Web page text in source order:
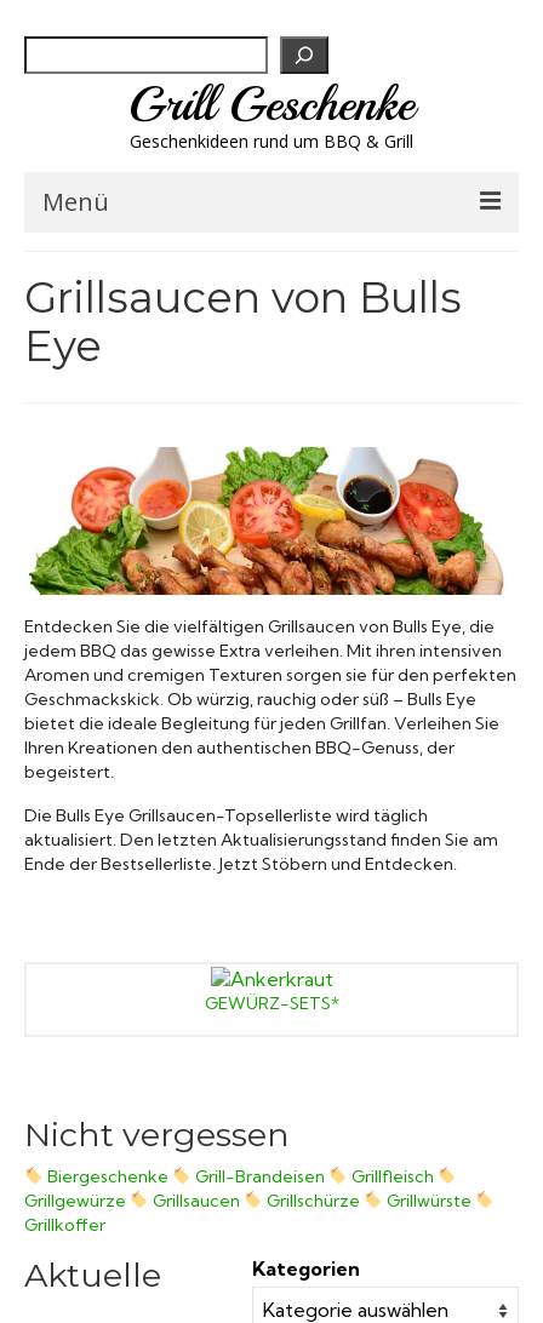
Grill Geschenke
Geschenkideen rund um BBQ & Grill
Menü
Grillfleisch & Wurst
Grillgewürze
Grillsaucen
Bücher
Grillsaucen von Bulls
Eye
Entdecken Sie die vielfältigen Grillsaucen von Bulls Eye, die
jedem BBQ das gewisse Extra verleihen. Mit ihren intensiven
Aromen und cremigen Texturen sorgen sie für den perfekten
Geschmackskick. Ob würzig, rauchig oder süß – Bulls Eye
bietet die ideale Begleitung für jeden Grillfan. Verleihen Sie
Ihren Kreationen den authentischen BBQ-Genuss, der
begeistert.
Die Bulls Eye Grillsaucen-Topsellerliste wird täglich
aktualisiert. Den letzten Aktualisierungsstand finden Sie am
Ende der Bestsellerliste. Jetzt Stöbern und Entdecken.
GEWÜRZ-SETS*
Nicht vergessen
Biergeschenke Grill-Brandeisen
Grillfleisch
Grillgewürze
Grillsaucen Grillschürze
Grillwürste
Grillkoffer
Kategorien
Aktuelle